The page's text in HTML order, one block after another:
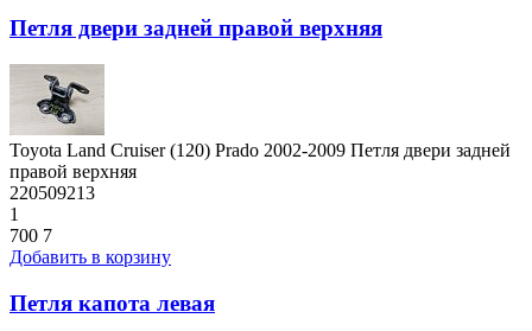
Петля двери задней правой верхняя
Toyota Land Cruiser (120) Prado 2002-2009 Петля двери задней
правой верхняя
220509213
1
700 7
Добавить в корзину
Петля капота левая